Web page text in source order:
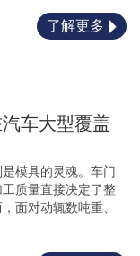
了解更多
车大型覆盖
模具的灵魂。车门
质量直接决定了整
面对动辄数吨重、